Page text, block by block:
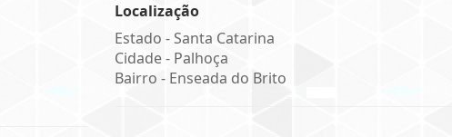
Localização
Estado -Santa Catarina
Cidade - Palhoça
Bairro - Enseada do Brito